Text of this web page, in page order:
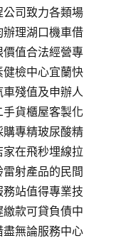
司致力各類場
理湖口機車借
值合法經營專
檢中心宜蘭快
殘值及申辦人
貨櫃屋客製化
專精玻尿酸‬精
在飛秒埋線拉
射產品的民間
站值得專業技
款可貸負債中
無論服務中心